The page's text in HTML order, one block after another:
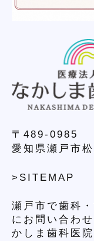
〒489-0985
愛知県瀬戸市
>SITEMAP
瀬戸市で歯科
にお問い合わ
かしま歯科医院